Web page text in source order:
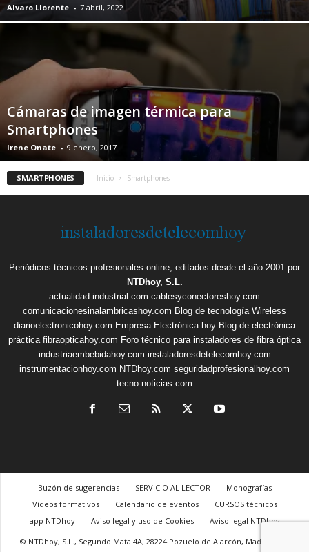
Alvaro Llorente - 7 abril, 2022
Cámaras de imagen térmica para
Smartphones
Irene Onate - 9 enero, 2017
SMARTPHONES Inicio Smartphones
Periódicos técnicos profesionales online, editados desde el año 2001 por
NTDhoy, S.L.
actualidad-industrial.com cablesyconectoreshoy.com
comunicacionesinalambricashoy.com Blog de tecnología Wireless
diarioelectronicohoy.com Empresa Electrónica hoy Blog de electrónica
práctica fibraopticahoy.com Foro técnico para instaladores de fibra óptica
industriaembebidahoy.com instaladoresdetelecomhoy.com
instrumentacionhoy.com NTDhoy.com seguridadprofesionalhoy.com
tecno-noticias.com
Buzón de sugerencias SERVICIO AL LECTOR
Monografías
Vídeos formativos
Calendario de eventos
CURSOS técnicos
app NTDhoy
Aviso legal y uso de Cookies
Aviso legal NTDhoy
© NTDhoy, S.L., Segundo Mata 4A, 28224 Pozuelo de Alarcón, Madrid, +34